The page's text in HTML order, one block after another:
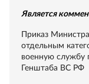
Является
Приказ
отдельным
военную службу
Генштаба ВС РФ